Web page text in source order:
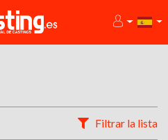
Filtrar la lista